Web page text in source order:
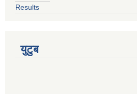
Results
युटुब